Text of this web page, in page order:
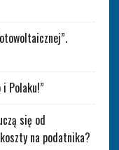
Polaku!”
się od
na podatnika?